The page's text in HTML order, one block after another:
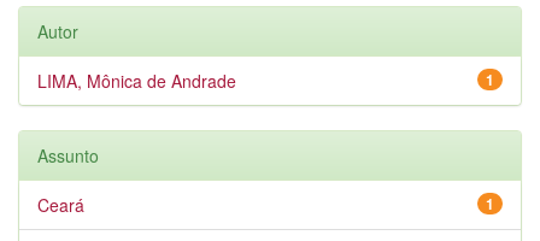
Autor
1
LIMA, Mônica de Andrade
Assunto
1
Ceará